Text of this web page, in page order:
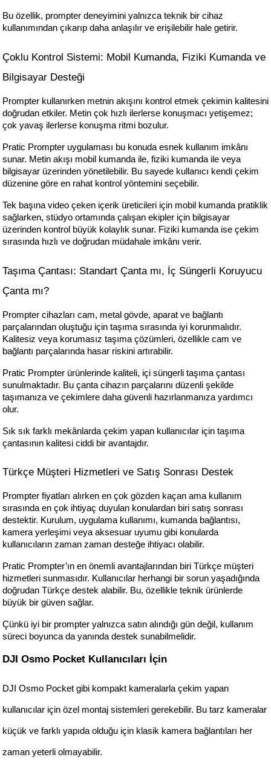
Bu özellik, prompter deneyimini yalnızca teknik bir cihaz
kullanımından çıkarıp daha anlaşılır ve erişilebilir hale getirir.
Çoklu Kontrol Sistemi: Mobil Kumanda, Fiziki Kumanda ve
Bilgisayar Desteği
Prompter kullanırken metnin akışını kontrol etmek çekimin kalitesini
doğrudan etkiler. Metin çok hızlı ilerlerse konuşmacı yetişemez;
çok yavaş ilerlerse konuşma ritmi bozulur.
Pratic Prompter uygulaması bu konuda esnek kullanım imkânı
sunar. Metin akışı mobil kumanda ile, fiziki kumanda ile veya
bilgisayar üzerinden yönetilebilir. Bu sayede kullanıcı kendi çekim
düzenine göre en rahat kontrol yöntemini seçebilir.
Tek başına video çeken içerik üreticileri için mobil kumanda pratiklik
sağlarken, stüdyo ortamında çalışan ekipler için bilgisayar
üzerinden kontrol büyük kolaylık sunar. Fiziki kumanda ise çekim
sırasında hızlı ve doğrudan müdahale imkânı verir.
Taşıma Çantası: Standart Çanta mı, İç Süngerli Koruyucu
Çanta mı?
Prompter cihazları cam, metal gövde, aparat ve bağlantı
parçalarından oluştuğu için taşıma sırasında iyi korunmalıdır.
Kalitesiz veya korumasız taşıma çözümleri, özellikle cam ve
bağlantı parçalarında hasar riskini artırabilir.
Pratic Prompter ürünlerinde kaliteli, içi süngerli taşıma çantası
sunulmaktadır. Bu çanta cihazın parçalarını düzenli şekilde
taşımanıza ve çekimlere daha güvenli hazırlanmanıza yardımcı
olur.
Sık sık farklı mekânlarda çekim yapan kullanıcılar için taşıma
çantasının kalitesi ciddi bir avantajdır.
Türkçe Müşteri Hizmetleri ve Satış Sonrası Destek
Prompter fiyatları alırken en çok gözden kaçan ama kullanım
sırasında en çok ihtiyaç duyulan konulardan biri satış sonrası
destektir. Kurulum, uygulama kullanımı, kumanda bağlantısı,
kamera yerleşimi veya aksesuar uyumu gibi konularda
kullanıcıların zaman zaman desteğe ihtiyacı olabilir.
Pratic Prompter’ın en önemli avantajlarından biri Türkçe müşteri
hizmetleri sunmasıdır. Kullanıcılar herhangi bir sorun yaşadığında
doğrudan Türkçe destek alabilir. Bu, özellikle teknik ürünlerde
büyük bir güven sağlar.
Çünkü iyi bir prompter yalnızca satın alındığı gün değil, kullanım
süreci boyunca da yanında destek sunabilmelidir.
DJI Osmo Pocket Kullanıcıları İçin
DJI Osmo Pocket gibi kompakt kameralarla çekim yapan
kullanıcılar için özel montaj sistemleri gerekebilir. Bu tarz kameralar
küçük ve farklı yapıda olduğu için klasik kamera bağlantıları her
zaman yeterli olmayabilir.